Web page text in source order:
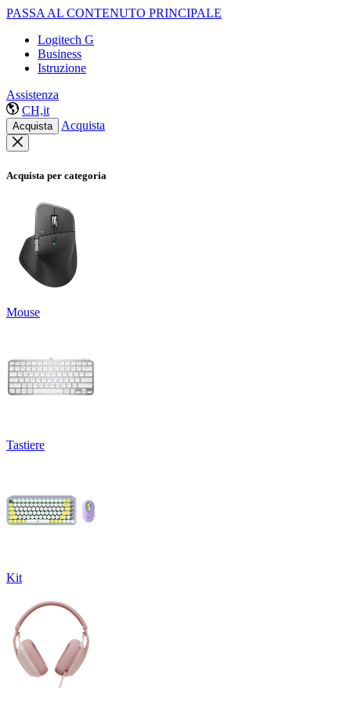
PASSA AL CONTENUTO PRINCIPALE
Logitech G
Business
Istruzione
Assistenza
CH,it
Acquista Acquista
Acquista per categoria
Mouse
Tastiere
Kit